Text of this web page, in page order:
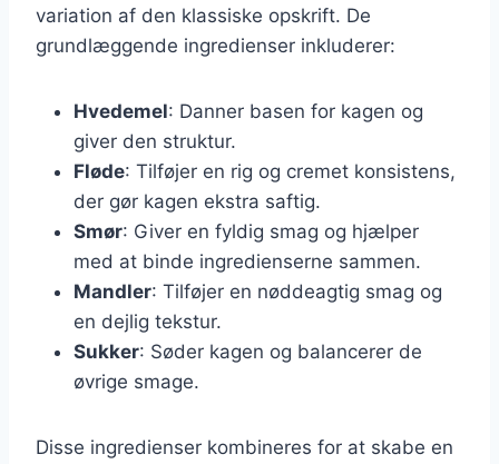
variation af den klassiske opskrift. De
grundlæggende ingredienser inkluderer:
Hvedemel: Danner basen for kagen og
giver den struktur.
Fløde: Tilføjer en rig og cremet konsistens,
der gør kagen ekstra saftig.
Smør: Giver en fyldig smag og hjælper
med at binde ingredienserne sammen.
Mandler: Tilføjer en nøddeagtig smag og
en dejlig tekstur.
Sukker: Søder kagen og balancerer de
øvrige smage.
Disse ingredienser kombineres for at skabe en